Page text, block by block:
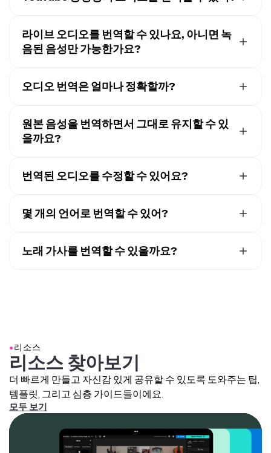
어요. 그냥 동영상을 Kapwing 편집기에 추가해서 콘텐츠
를 가져오면 돼요. 그다음에 번역 도구를 사용해서 원래 화
라이브 오디오를 번역할 수 있나요, 아니면 녹
음된 음성만 가능한가요?
YouTube와 같은 플랫폼에서 오디오를 업로드하거나 가져
오디오 번역은 얼마나 정확할까?
품질의 결과를 제공해요. 대부분의 경우 매우 정확하지만,
항상 의도한 의미와 정확히 일치하는지 검토하고 편집할
원본 음성을 번역하면서 그대로 유지할 수 있
을까요?
할 수 있어요.
번역된 오디오를 수정할 수 있어요?
고 세부 조정할 수 있어요. 발음 조절, 속도 조정, 심지어 AI
몇 개의 언어로 번역할 수 있어?
40개 이상의 언어에서 AI 음성 더빙을 지원해요.
노래 가사를 번역할 수 있을까요?
멘털을 분리해보세요.
●리소스
리소스 찾아보기
더 빠르게 만들고 자신감 있게 공유할 수 있도록 도와주는 팁,
템플릿, 그리고 심층 가이드들이에요.
모두 보기